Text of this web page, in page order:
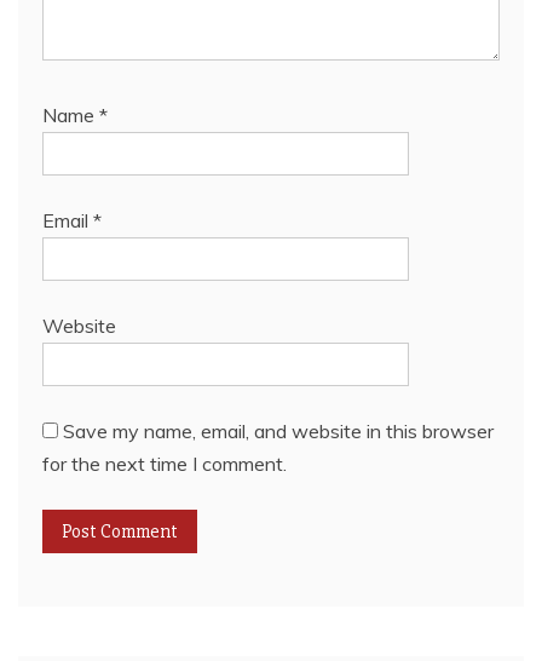
Name *
Email *
Website
Save my name, email, and website in this browser
for the next time I comment.